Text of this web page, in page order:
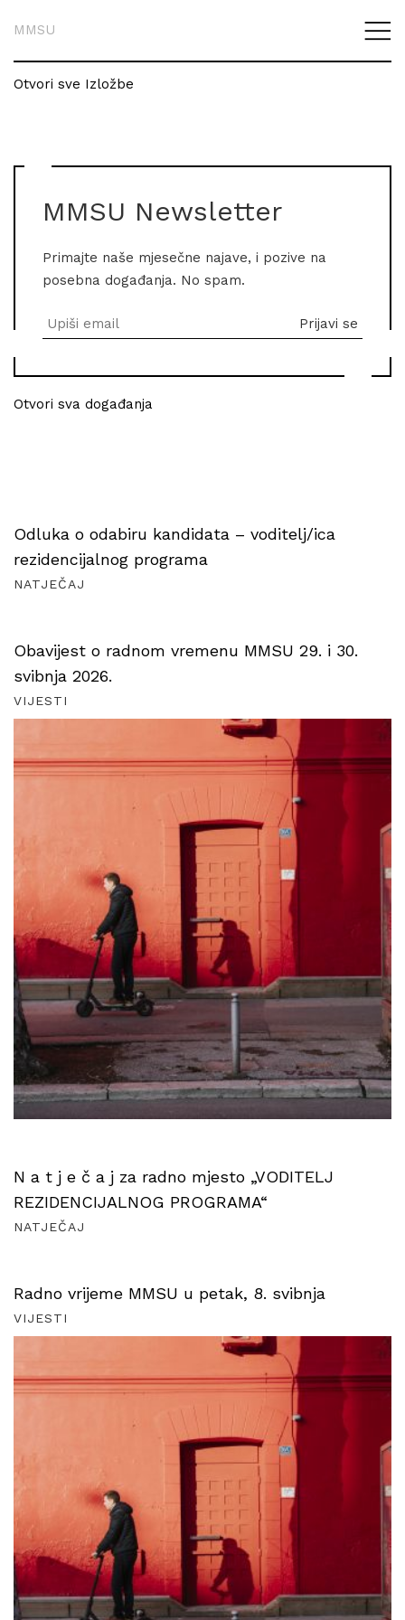
MMSU
Otvori sve Izložbe
MMSU Newsletter
Primajte naše mjesečne najave, i pozive na
posebna događanja. No spam.
Otvori sva događanja
Odluka o odabiru kandidata – voditelj/ica
rezidencijalnog programa
NATJEČAJ
Obavijest o radnom vremenu MMSU 29. i 30.
svibnja 2026.
VIJESTI
N a t j e č a j za radno mjesto „VODITELJ
REZIDENCIJALNOG PROGRAMA“
NATJEČAJ
Radno vrijeme MMSU u petak, 8. svibnja
VIJESTI